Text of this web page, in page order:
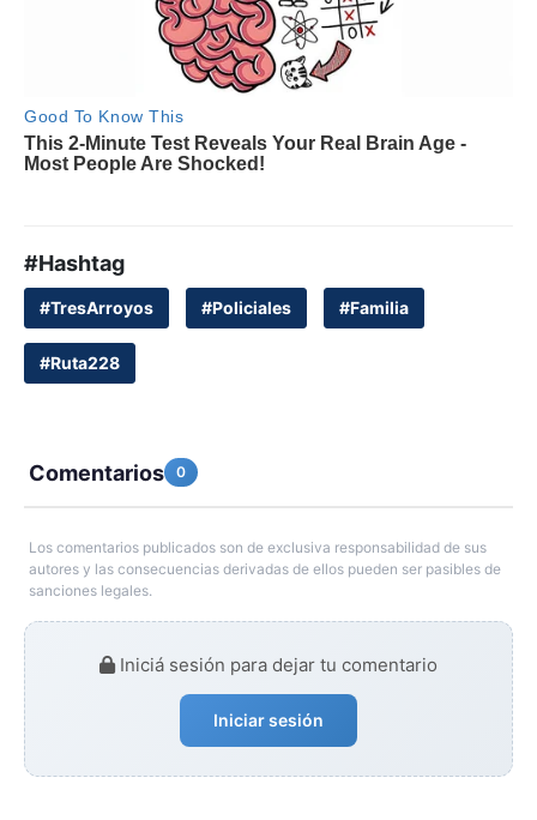
#Hashtag
#TresArroyos #Policiales #Familia
#Ruta228
Comentarios 0
Los comentarios publicados son de exclusiva responsabilidad de sus
autores y las consecuencias derivadas de ellos pueden ser pasibles de
sanciones legales.
Iniciá sesión para dejar tu comentario
Iniciar sesión